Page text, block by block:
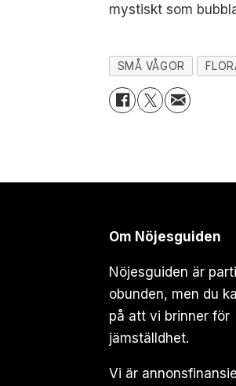
mystiskt som
SMÅ VÅGOR
Om Nöjesguiden
Nöjesguiden är
obunden, men du
på att vi brinner för
jämställdhet.
Vi är